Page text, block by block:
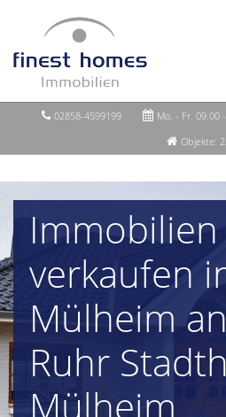
02858-4599199 Mo. - Fr. 09.00
Objekte:
Immobilien
verkaufen
Mülheim
Ruhr
Mülheim